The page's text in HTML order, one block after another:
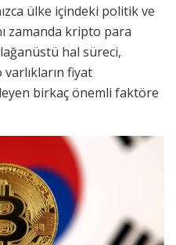
ülke içindeki politik ve
zamanda kripto para
hal süreci,
fiyat
birkaç önemli faktöre